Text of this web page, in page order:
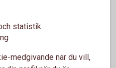
statistik
medgivande när du vill,